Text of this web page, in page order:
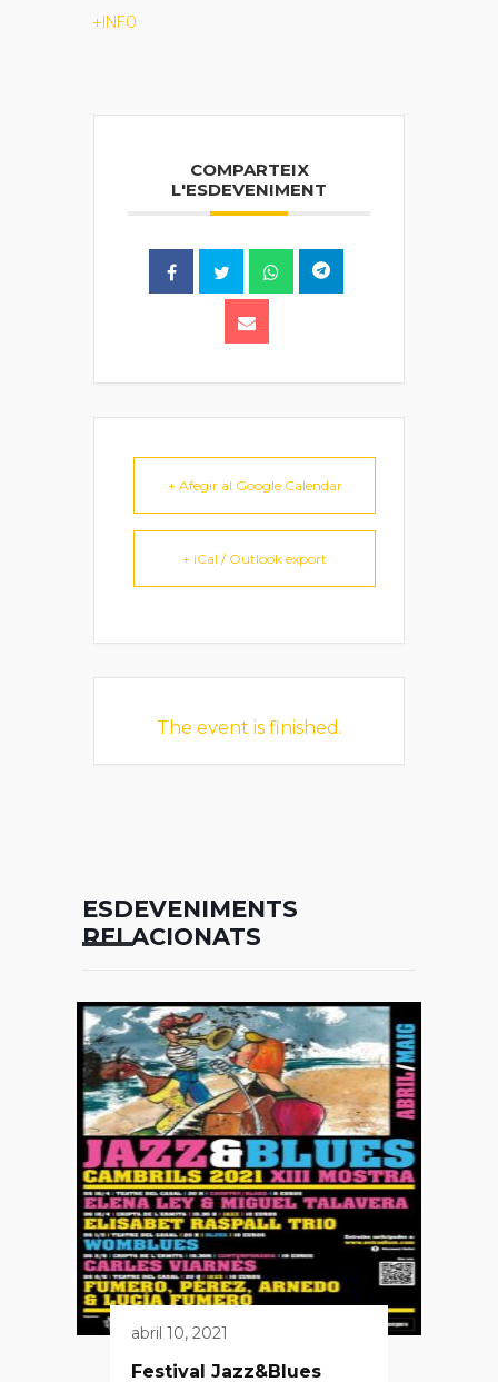
+INFO
COMPARTEIX
L'ESDEVENIMENT
+ Afegir al Google Calendar
+ iCal / Outlook export
The event is finished.
ESDEVENIMENTS
RELACIONATS
abril 10, 2021
Festival Jazz&Blues